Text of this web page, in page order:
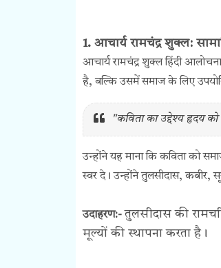
1. आचार्य रामचंद्र शुक्ल:
आचार्य रामचंद्र शुक्ल हिंदी
है, बल्कि उसमें समाज के लिए
"कविता का उद्देश्य हृदय
उन्होंने यह माना कि कविता को
स्वर दे। उन्होंने तुलसीदास, कबीर,
उदाहरण:- तुलसीदास की
मूल्यों की स्थापना करता है।